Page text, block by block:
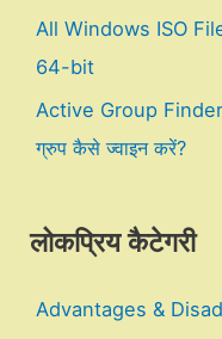
All Windows ISO
64-bit
Active Group Finder
ग्रुप कैसे ज्वाइन करें?
लोकप्रिय कैटेगरी
Advantages &